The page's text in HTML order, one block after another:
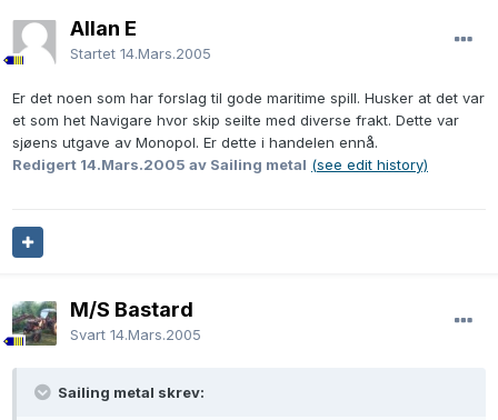
Allan E
Startet 14.Mars.2005
Er det noen som har forslag til gode maritime spill. Husker at det var
et som het Navigare hvor skip seilte med diverse frakt. Dette var
sjøens utgave av Monopol. Er dette i handelen ennå.
Redigert 14.Mars.2005 av Sailing metal (see edit history)
M/S Bastard
Svart 14.Mars.2005
Sailing metal skrev: